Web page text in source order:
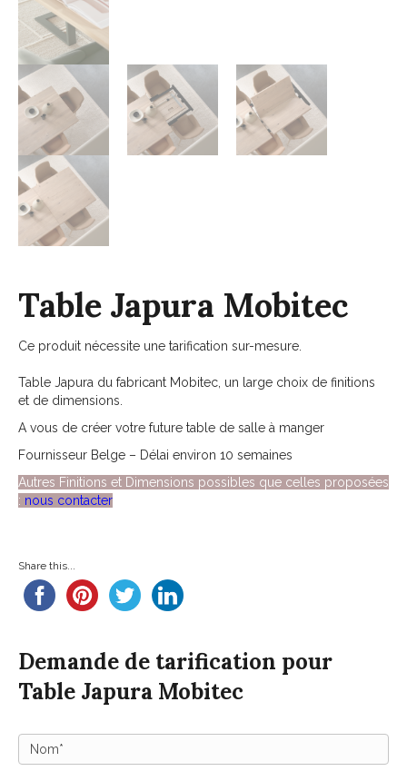
Table Japura Mobitec
Ce produit nécessite une tarification sur-mesure.
Table Japura du fabricant Mobitec, un large choix de finitions
et de dimensions.
A vous de créer votre future table de salle à manger
Fournisseur Belge – Délai environ 10 semaines
Autres Finitions et Dimensions possibles que celles proposées
: nous contacter
Share this...
Demande de tarification pour
Table Japura Mobitec